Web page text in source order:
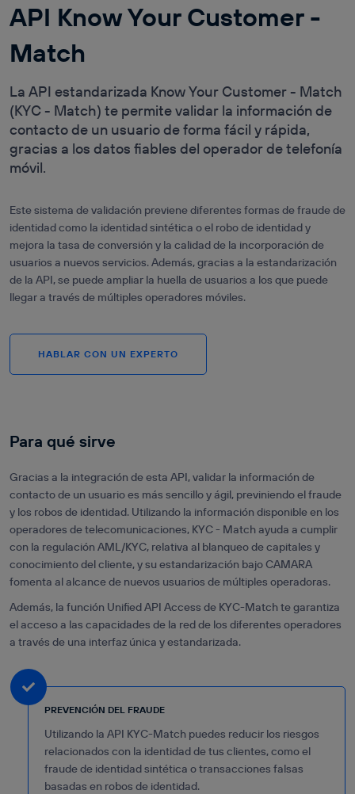
RELACIÓN CON EL
CLIENTE
BASADO EN DATOS
SERVICIOS TIC
INDUSTRIA Y
MANUFACTURACIÓN
ENTRETENIMIENTO
Y XR
HOSTELERÍA
API DEVICE
VER TODAS
LAS APIS
Servicios
SERVICIOS DE
LOCALIZACIÓN
CALIDAD DE LA
PAGOS Y
COBROS
API Know Your Customer -
Match
La API estandarizada Know Your Customer - Match
(KYC - Match) te permite validar la información de
contacto de un usuario de forma fácil y rápida,
gracias a los datos fiables del operador de telefonía
móvil.
Este sistema de validación previene diferentes formas de fraude de
identidad como la identidad sintética o el robo de identidad y
mejora la tasa de conversión y la calidad de la incorporación de
usuarios a nuevos servicios. Además, gracias a la estandarización
de la API, se puede ampliar la huella de usuarios a los que puede
llegar a través de múltiples operadores móviles.
HABLAR CON UN EXPERTO
Para qué sirve
Gracias a la integración de esta API, validar la información de
contacto de un usuario es más sencillo y ágil, previniendo el fraude
y los robos de identidad. Utilizando la información disponible en los
operadores de telecomunicaciones, KYC - Match ayuda a cumplir
con la regulación AML/KYC, relativa al blanqueo de capitales y
conocimiento del cliente, y su estandarización bajo CAMARA
fomenta al alcance de nuevos usuarios de múltiples operadoras.
Además, la función Unified API Access de KYC-Match te garantiza
el acceso a las capacidades de la red de los diferentes operadores
a través de una interfaz única y estandarizada.
PREVENCIÓN DEL FRAUDE
Utilizando la API KYC-Match puedes reducir los riesgos
relacionados con la identidad de tus clientes, como el
fraude de identidad sintética o transacciones falsas
basadas en robos de identidad.